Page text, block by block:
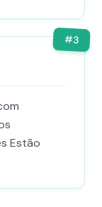
#3
Estão